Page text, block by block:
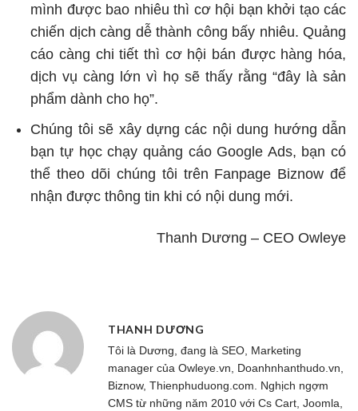
mình được bao nhiêu thì cơ hội bạn khởi tạo các
chiến dịch càng dễ thành công bấy nhiêu. Quảng
cáo càng chi tiết thì cơ hội bán được hàng hóa,
dịch vụ càng lớn vì họ sẽ thấy rằng “đây là sản
phẩm dành cho họ”.
Chúng tôi sẽ xây dựng các nội dung hướng dẫn
bạn tự học chạy quảng cáo Google Ads, bạn có
thể theo dõi chúng tôi trên Fanpage Biznow để
nhận được thông tin khi có nội dung mới.
Thanh Dương – CEO Owleye
THANH DƯƠNG
Tôi là Dương, đang là SEO, Marketing
manager của Owleye.vn , Doanhnhanthudo.vn,
Biznow, Thienphuduong.com. Nghịch ngợm
CMS từ những năm 2010 với Cs Cart, Joomla,